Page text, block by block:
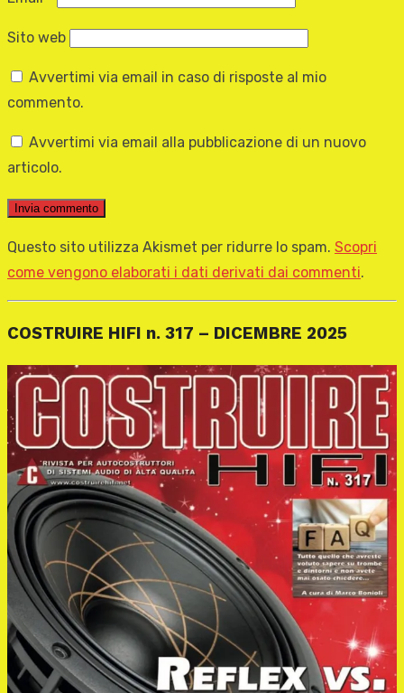
Sito web
Avvertimi via email in caso di risposte al mio
commento.
Avvertimi via email alla pubblicazione di un nuovo
articolo.
Questo sito utilizza Akismet per ridurre lo spam. Scopri
come vengono elaborati i dati derivati dai commenti.
COSTRUIRE HIFI n. 317 – DICEMBRE 2025